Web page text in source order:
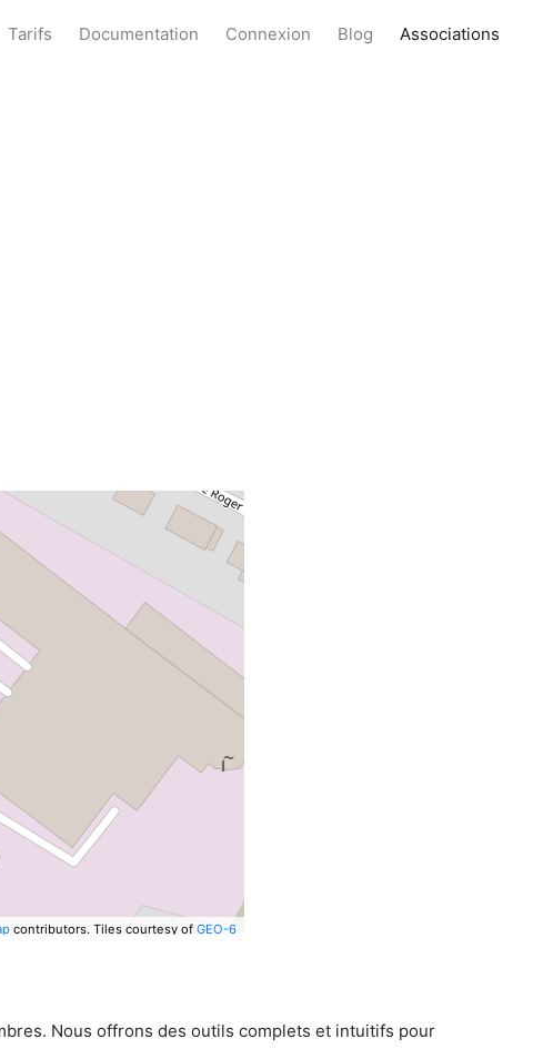
Tarifs Documentation Connexion Blog Associations
contributors. Tiles courtesy of GEO-6
Nous offrons des outils complets et intuitifs pour